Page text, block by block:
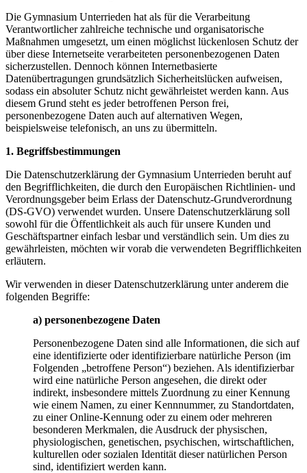
Die Gymnasium Unterrieden hat als für die Verarbeitung
Verantwortlicher zahlreiche technische und organisatorische
Maßnahmen umgesetzt, um einen möglichst lückenlosen Schutz der
über diese Internetseite verarbeiteten personenbezogenen Daten
sicherzustellen. Dennoch können Internetbasierte
Datenübertragungen grundsätzlich Sicherheitslücken aufweisen,
sodass ein absoluter Schutz nicht gewährleistet werden kann. Aus
diesem Grund steht es jeder betroffenen Person frei,
personenbezogene Daten auch auf alternativen Wegen,
beispielsweise telefonisch, an uns zu übermitteln.
1. Begriffsbestimmungen
Die Datenschutzerklärung der Gymnasium Unterrieden beruht auf
den Begrifflichkeiten, die durch den Europäischen Richtlinien- und
Verordnungsgeber beim Erlass der Datenschutz-Grundverordnung
(DS-GVO) verwendet wurden. Unsere Datenschutzerklärung soll
sowohl für die Öffentlichkeit als auch für unsere Kunden und
Geschäftspartner einfach lesbar und verständlich sein. Um dies zu
gewährleisten, möchten wir vorab die verwendeten Begrifflichkeiten
erläutern.
Wir verwenden in dieser Datenschutzerklärung unter anderem die
folgenden Begriffe:
a) personenbezogene Daten
Personenbezogene Daten sind alle Informationen, die sich auf
eine identifizierte oder identifizierbare natürliche Person (im
Folgenden „betroffene Person“) beziehen. Als identifizierbar
wird eine natürliche Person angesehen, die direkt oder
indirekt, insbesondere mittels Zuordnung zu einer Kennung
wie einem Namen, zu einer Kennnummer, zu Standortdaten,
zu einer Online-Kennung oder zu einem oder mehreren
besonderen Merkmalen, die Ausdruck der physischen,
physiologischen, genetischen, psychischen, wirtschaftlichen,
kulturellen oder sozialen Identität dieser natürlichen Person
sind, identifiziert werden kann.